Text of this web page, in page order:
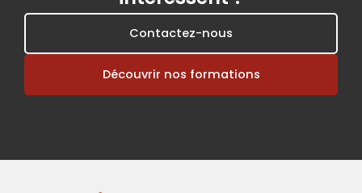
Contactez-nous
Découvrir nos formations